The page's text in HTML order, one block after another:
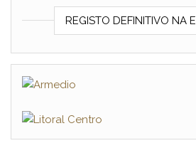
REGISTO DEFINITIVO NA